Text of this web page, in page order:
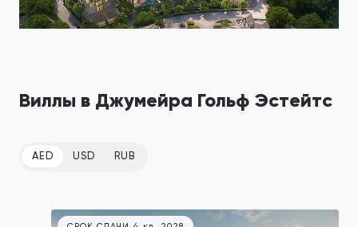
Районы 88
ПОКАЗАТЬ ВСЕ
Виллы в Джумейра Гольф Эстейтс
AED USD RUB